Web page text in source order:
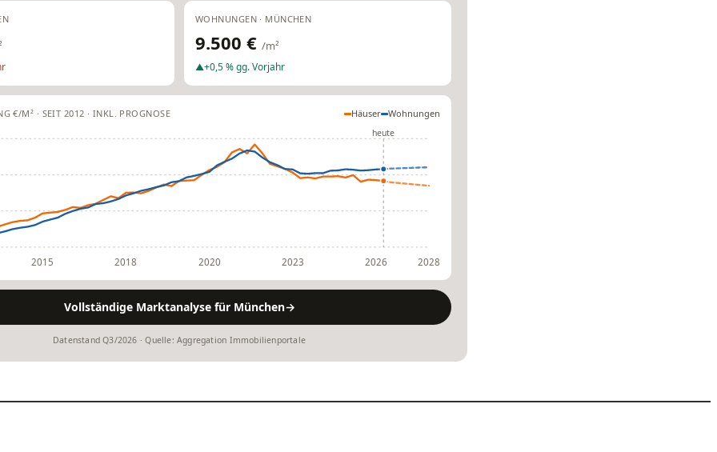
WOHNUNGEN · MÜNCHEN
9.500 € /m²
▲+0,5 % gg. Vorjahr
€/M² · SEIT 2012 · INKL. PROGNOSE Häuser Wohnungen
heute
2015 2018 2020 2023 2026 2028
Vollständige Marktanalyse für München→
Datenstand Q3/2026 · Quelle: Aggregation Immobilienportale